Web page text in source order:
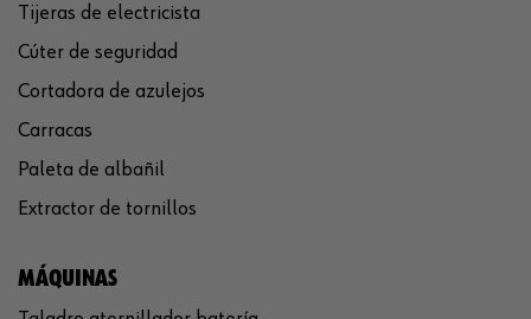
Tijeras de electricista
Cúter de seguridad
Cortadora de azulejos
Carracas
Paleta de albañil
Extractor de tornillos
MÁQUINAS